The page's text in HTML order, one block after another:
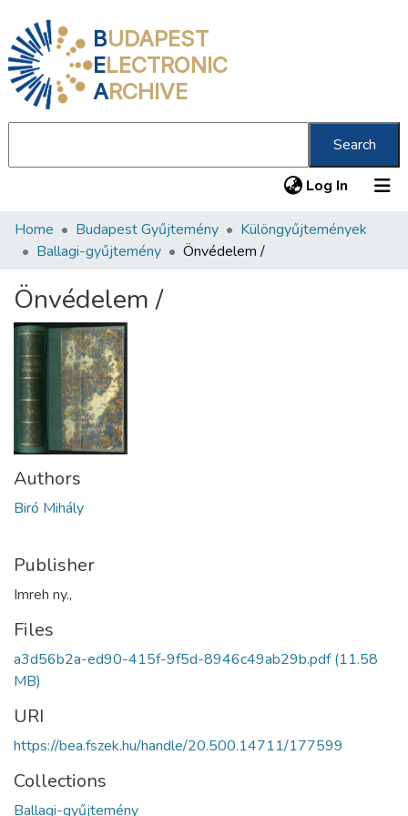
BUDAPEST
ELECTRONIC
ARCHIVE
Search
Log In (current)
Communities & Collections
Statistics
About us
Home Budapest Gyűjtemény
Különgyűjtemények
Ballagi-gyűjtemény
Önvédelem /
Önvédelem /
Authors
Biró Mihály
Publisher
Imreh ny.,
Files
a3d56b2a-ed90-415f-9f5d-8946c49ab29b.pdf(11.58
MB)
URI
https://bea.fszek.hu/handle/20.500.14711/177599
Collections
Ballagi-gyűjtemény